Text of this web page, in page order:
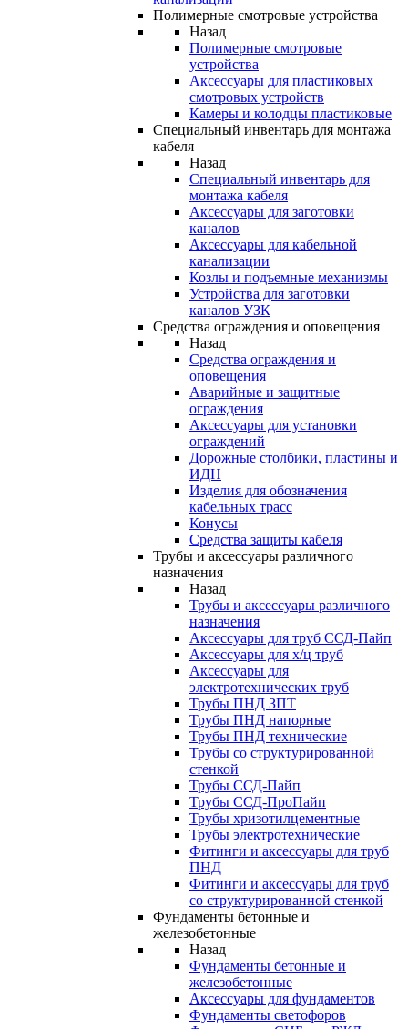
Полимерные смотровые устройства
Назад
Полимерные смотровые
устройства
Аксессуары для пластиковых
смотровых устройств
Камеры и колодцы пластиковые
Специальный инвентарь для монтажа
кабеля
Назад
Специальный инвентарь для
монтажа кабеля
Аксессуары для заготовки
каналов
Аксессуары для кабельной
канализации
Козлы и подъемные механизмы
Устройства для заготовки
каналов УЗК
Средства ограждения и оповещения
Назад
Средства ограждения и
оповещения
Аварийные и защитные
ограждения
Аксессуары для установки
ограждений
Дорожные столбики, пластины и
ИДН
Изделия для обозначения
кабельных трасс
Конусы
Средства защиты кабеля
Трубы и аксессуары различного
назначения
Назад
Трубы и аксессуары различного
назначения
Аксессуары для труб ССД-Пайп
Аксессуары для х/ц труб
Аксессуары для
электротехнических труб
Трубы ПНД ЗПТ
Трубы ПНД напорные
Трубы ПНД технические
Трубы со структурированной
стенкой
Трубы ССД-Пайп
Трубы ССД-ПроПайп
Трубы хризотилцементные
Трубы электротехнические
Фитинги и аксессуары для труб
ПНД
Фитинги и аксессуары для труб
со структурированной стенкой
Фундаменты бетонные и
железобетонные
Назад
Фундаменты бетонные и
железобетонные
Аксессуары для фундаментов
Фундаменты светофоров